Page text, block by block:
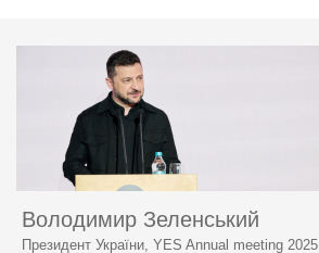
Володимир Зеленський
Президент України, YES Annual meeting 2025